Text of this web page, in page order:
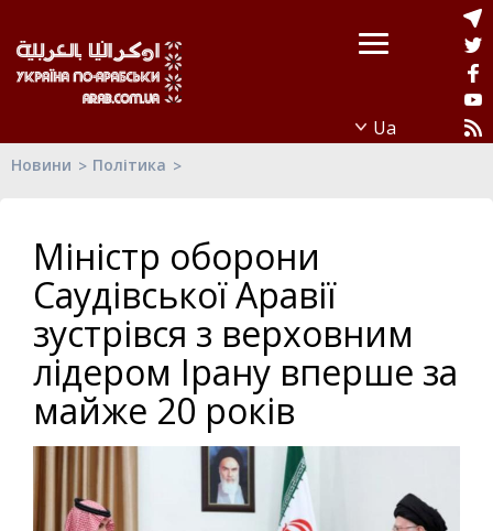
Новини Політика
Міністр оборони
Саудівської Аравії
зустрівся з верховним
лідером Ірану вперше за
майже 20 років